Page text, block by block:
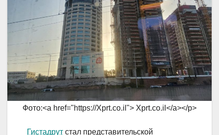
Фото:<a href="https://Xprt.co.il"> Xprt.co.il</a></p>
Гистадрут стал представительской